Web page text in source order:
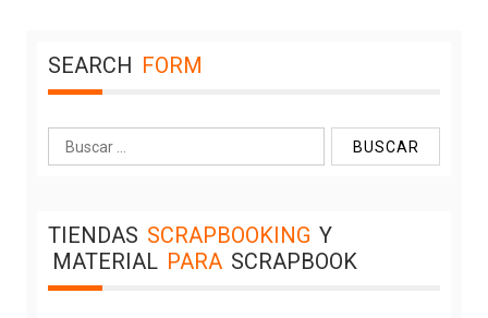
SEARCH FORM
Buscar:
TIENDAS SCRAPBOOKING Y
MATERIAL PARA SCRAPBOOK